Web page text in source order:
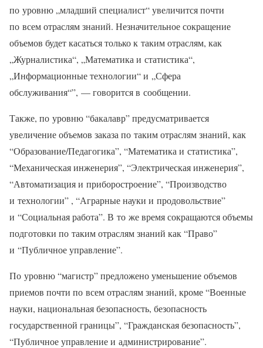
по уровню „младший специалист“ увеличится почти
по всем отраслям знаний. Незначительное сокращение
объемов будет касаться только к таким отраслям, как
„Журналистика“, „Математика и статистика“,
„Информационные технологии“ и „Сфера
обслуживания“”, — говорится в сообщении.
Также, по уровню “бакалавр” предусматривается
увеличение объемов заказа по таким отраслям знаний, как
“Образование/Педагогика”, “Математика и статистика”,
“Механическая инженерия”, “Электрическая инженерия”,
“Автоматизация и приборостроение”, “Производство
и технологии” , “Аграрные науки и продовольствие”
и “Социальная работа”. В то же время сокращаются объемы
подготовки по таким отраслям знаний как “Право”
и “Публичное управление”.
По уровню “магистр” предложено уменьшение объемов
приемов почти по всем отраслям знаний, кроме “Военные
науки, национальная безопасность, безопасность
государственной границы”, “Гражданская безопасность”,
“Публичное управление и администрирование”.